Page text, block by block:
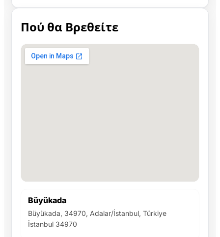
Πού θα Βρεθείτε
Büyükada
Büyükada, 34970, Adalar/İstanbul, Türkiye
İstanbul 34970